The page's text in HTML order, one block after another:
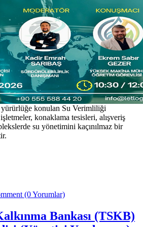
konulan Su Verimliliği
konaklama tesisleri, alışveriş
su yönetimini kaçınılmaz bir
(0 Yorumlar)
Bankası (TSKB)